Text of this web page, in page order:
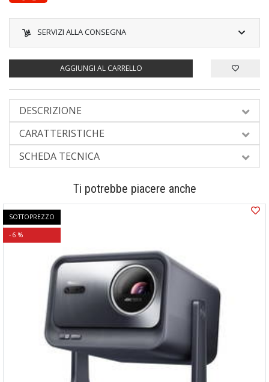
SERVIZI ALLA CONSEGNA
AGGIUNGI AL CARRELLO
DESCRIZIONE
CARATTERISTICHE
SCHEDA TECNICA
Ti potrebbe piacere anche
SOTTOPREZZO
- 6 %